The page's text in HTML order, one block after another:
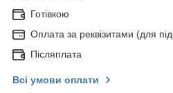
Готівкою
Оплата за реквізитами (для
Післяплата
Всі умови оплати